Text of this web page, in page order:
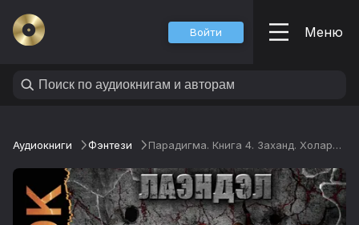
Войти Меню
Аудиокниги Фэнтези Парадигма. Книга 4. Заханд. Холархии